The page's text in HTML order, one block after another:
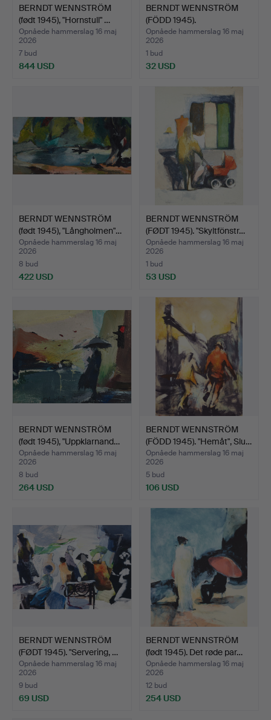
BERNDT WENNSTRÖM
(født 1945), "Hornstull" …
Opnåede hammerslag 16 maj
2026
7 bud
844 USD
BERNDT WENNSTRÖM
(FÖDD 1945).
"Korvgubben"…
Opnåede hammerslag 16 maj
2026
1 bud
32 USD
BERNDT WENNSTRÖM
(født 1945), "Långholmen"…
Opnåede hammerslag 16 maj
2026
8 bud
422 USD
BERNDT WENNSTRÖM
(FØDT 1945). "Skyltfönstr…
Opnåede hammerslag 16 maj
2026
1 bud
53 USD
BERNDT WENNSTRÖM
(født 1945), "Uppklarnand…
Opnåede hammerslag 16 maj
2026
8 bud
264 USD
BERNDT WENNSTRÖM
(FÖDD 1945). "Hemåt", Slu…
Opnåede hammerslag 16 maj
2026
5 bud
106 USD
BERNDT WENNSTRÖM
(FØDT 1945). "Servering, …
Opnåede hammerslag 16 maj
2026
9 bud
69 USD
BERNDT WENNSTRÖM
(født 1945). Det røde par…
Opnåede hammerslag 16 maj
2026
12 bud
254 USD